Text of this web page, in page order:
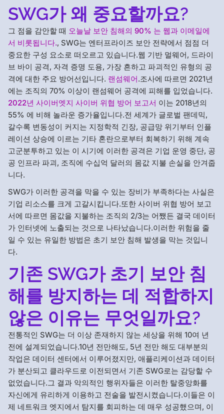
SWG가 왜 중요할까요?
그 점을 감안할 때 오늘날 보안 침해의 90% 는 웹과 이메일에
서 비롯됩니다., SWG는 엔터프라이즈 보안 전략에서 점점 더
중요한 구성 요소로 떠오르고 있습니다.웹 기반 멀웨어, 드라이
브 바이 공격, 자격 증명 도용, 가장 흔하고 파괴적인 유형의 공
격에 대한 주요 방어선입니다. 랜섬웨어.조사에 따르면 2021년
에는 조직의 70% 이상이 랜섬웨어 공격에 피해를 입었습니다.
2022년 사이버엣지 사이버 위협 방어 보고서 이는 2018년의
55% 에 비해 놀라운 증가율입니다.전 세계가 글로벌 팬데믹,
갈수록 변동성이 커지는 지정학적 긴장, 공급망 위기부터 인플
레이션 상승에 이르는 기타 혼란으로부터 회복하기 위해 계속
고군분투하고 있는 이 시기에 이러한 공격은 기업 운영 중단, 공
공 인프라 파괴, 조직에 수십억 달러의 몸값 지불 손실을 안겨줍
니다.
SWG가 이러한 공격을 막을 수 있는 장비가 부족하다는 사실은
기업 리소스를 크게 고갈시킵니다.또한 사이버 위협 방어 보고
서에 따르면 몸값을 지불하는 조직의 2/3는 어쨌든 결국 데이터
가 인터넷에 노출되는 것으로 나타났습니다.이러한 위험을 줄
일 수 있는 유일한 방법은 초기 보안 침해 발생을 막는 것입니
다.
기존 SWG가 초기 보안 침
해를 방지하는 데 적합하지
않은 이유는 무엇일까요?
전통적인 SWG는 더 이상 존재하지 않는 세상을 위해 10여 년
전에 설계되었습니다.10년 전만해도, 5년 전만 해도 대부분의
작업은 데이터 센터에서 이루어졌지만, 애플리케이션과 데이터
가 분산되고 클라우드로 이전되면서 기존 SWG로는 감당할 수
없었습니다.그 결과 악의적인 행위자들은 이러한 탈중앙화를
자신에게 유리하게 이용하고 전술을 발전시켰습니다.이들은 이
제 네트워크 엣지에서 탐지를 회피하는 데 매우 성공했으며, 이